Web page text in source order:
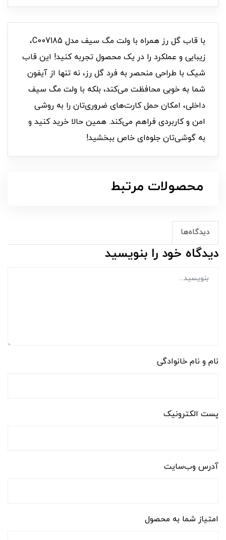
با قاب گل رز همراه با ولت مگ سیف مدل C007185،
زیبایی و عملکرد را در یک محصول تجربه کنید! این قاب
شیک با طراحی منحصر به فرد گل رز، نه تنها از آیفون
شما به خوبی محافظت می‌کند، بلکه با ولت مگ سیف
داخلی، امکان حمل کارت‌های ضروری‌تان را به روشی
امن و کاربردی فراهم می‌کند. همین حالا خرید کنید و
به گوشی‌تان جلوه‌ای خاص ببخشید!
محصولات مرتبط
دیدگاه‌ها
دیدگاه خود را بنویسید
نام و نام خانوادگی
پست الکترونیک
آدرس وب‌سایت
امتیاز شما به محصول